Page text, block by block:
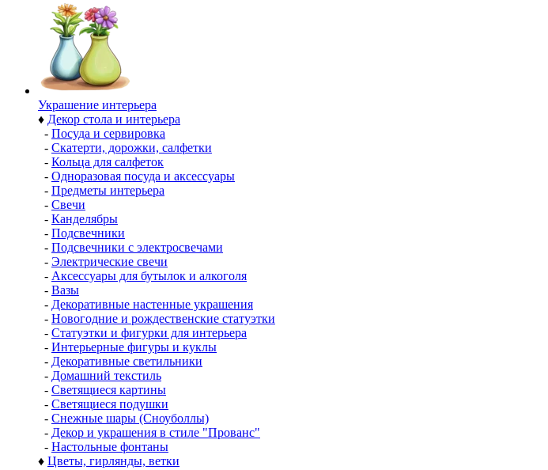
Украшение интерьера
♦ Декор стола и интерьера
- Посуда и сервировка
- Скатерти, дорожки, салфетки
- Кольца для салфеток
- Одноразовая посуда и аксессуары
- Предметы интерьера
- Свечи
- Канделябры
- Подсвечники
- Подсвечники с электросвечами
- Электрические свечи
- Аксессуары для бутылок и алкоголя
- Вазы
- Декоративные настенные украшения
- Новогодние и рождественские статуэтки
- Статуэтки и фигурки для интерьера
- Интерьерные фигуры и куклы
- Декоративные светильники
- Домашний текстиль
- Светящиеся картины
- Светящиеся подушки
- Снежные шары (Сноуболлы)
- Декор и украшения в стиле "Прованс"
- Настольные фонтаны
♦ Цветы, гирлянды, ветки